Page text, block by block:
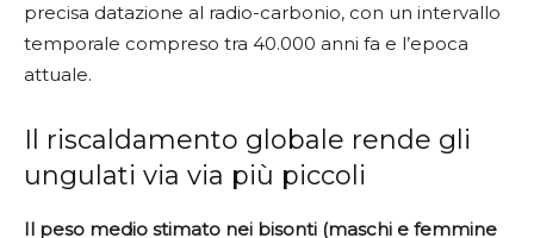
precisa datazione al radio-carbonio, con un intervallo
temporale compreso tra 40.000 anni fa e l’epoca
attuale.
Il riscaldamento globale rende gli
ungulati via via più piccoli
Il peso medio stimato nei bisonti (maschi e femmine